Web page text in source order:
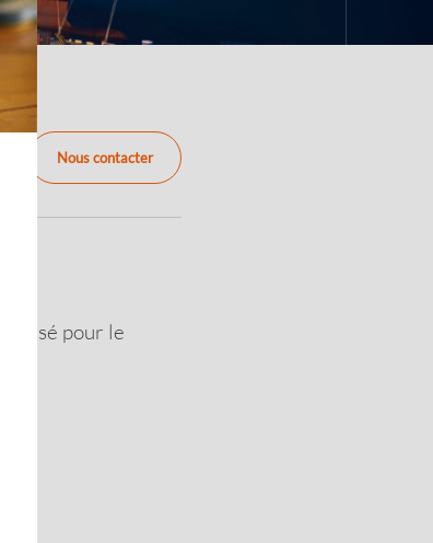
Nous contacter
pour le